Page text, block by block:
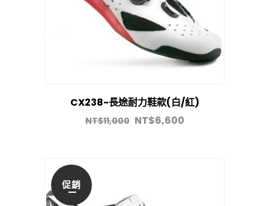
CX238-長途耐力鞋款(白/紅)
NT$11,000 NT$6,600
促銷